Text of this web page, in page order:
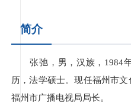
简介
张弛，男，汉族，1984年
历，法学硕士。现任福州市
福州市广播电视局局长。